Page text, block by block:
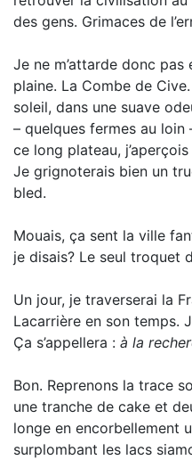
des gens. Grimaces de
Je ne m’attarde donc pas
plaine. La Combe de
soleil, dans une suave
– quelques fermes au
ce long plateau,
Je grignoterais bien un
bled.
Mouais, ça sent la ville
je disais? Le seul troquet
Un jour, je traverserai la
Lacarrière en son temps.
Ça s’appellera : à la
Bon. Reprenons la trace
une tranche de cake et
longe en encorbellement
surplombant les lacs